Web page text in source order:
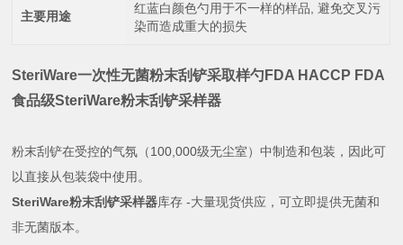
主要用途
红蓝白颜色勺用于不一样的样品, 避免交叉污
染而造成重大的损失
SteriWare一次性无菌粉末刮铲采取样勺FDA HACCP FDA
食品级SteriWare粉末刮铲采样器
粉末刮铲在受控的气氛（100,000级无尘室）中制造和包装，因此可
以直接从包装袋中使用。
SteriWare粉末刮铲采样器库存 -大量现货供应，可立即提供无菌和
非无菌版本。